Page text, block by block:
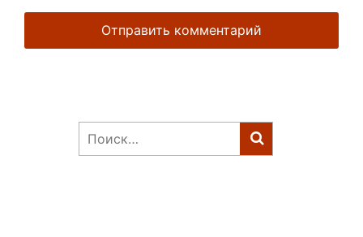
Найти: